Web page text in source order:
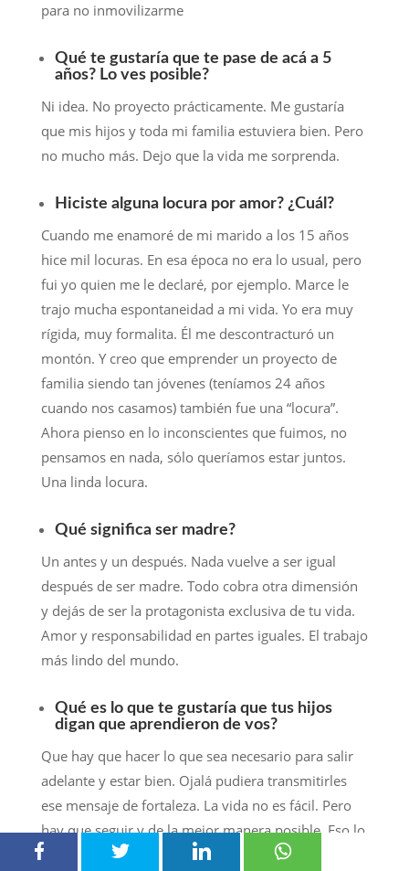
para no inmovilizarme
Qué te gustaría que te pase de acá a 5
años? Lo ves posible?
Ni idea. No proyecto prácticamente. Me gustaría
que mis hijos y toda mi familia estuviera bien. Pero
no mucho más. Dejo que la vida me sorprenda.
Hiciste alguna locura por amor? ¿Cuál?
Cuando me enamoré de mi marido a los 15 años
hice mil locuras. En esa época no era lo usual, pero
fui yo quien me le declaré, por ejemplo. Marce le
trajo mucha espontaneidad a mi vida. Yo era muy
rígida, muy formalita. Él me descontracturó un
montón. Y creo que emprender un proyecto de
familia siendo tan jóvenes (teníamos 24 años
cuando nos casamos) también fue una “locura”.
Ahora pienso en lo inconscientes que fuimos, no
pensamos en nada, sólo queríamos estar juntos.
Una linda locura.
Qué significa ser madre?
Un antes y un después. Nada vuelve a ser igual
después de ser madre. Todo cobra otra dimensión
y dejás de ser la protagonista exclusiva de tu vida.
Amor y responsabilidad en partes iguales. El trabajo
más lindo del mundo.
Qué es lo que te gustaría que tus hijos
digan que aprendieron de vos?
Que hay que hacer lo que sea necesario para salir
adelante y estar bien. Ojalá pudiera transmitirles
ese mensaje de fortaleza. La vida no es fácil. Pero
hay que seguir y de la mejor manera posible. Eso lo
aprendí de Lala. Y se aprende con el ejemplo, no